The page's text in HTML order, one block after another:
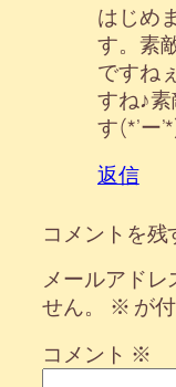
はじめ
す。素
ですね
すね♪
す(*’ー
返信
コメントを残
メールアドレ
せん。
※ が
コメント ※